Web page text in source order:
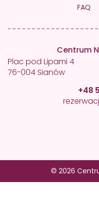
FAQ
Centrum
Plac pod Lipami 4
76-004 Sianów
+48
© 2026